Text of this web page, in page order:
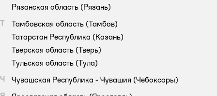
Рязанская область (Рязань)
Т
Тамбовская область (Тамбов)
Татарстан Республика (Казань)
Тверская область (Тверь)
Тульская область (Тула)
Ч
Чувашская Республика - Чувашия (Чебоксары)